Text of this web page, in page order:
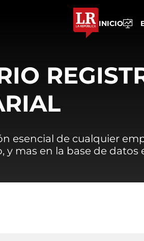
INICIO
esencial de cualquier
y mas en la base de